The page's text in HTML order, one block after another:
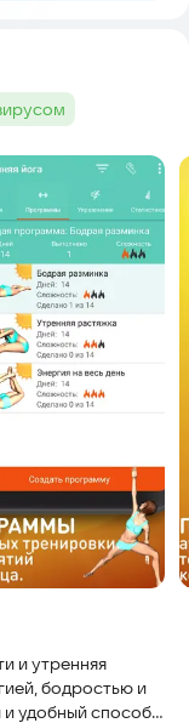
и утренняя
бодростью и
удобный способ